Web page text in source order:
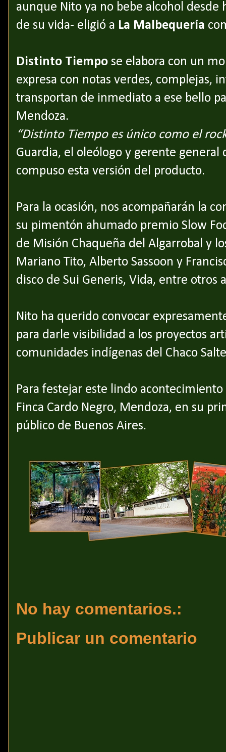
aunque Nito ya no bebe alcohol
de su vida- eligió a La Malbequería
Distinto Tiempo se elabora con un
expresa con notas verdes, complejas,
transportan de inmediato a ese bello
Mendoza.
“Distinto Tiempo es único como el
Guardia, el oleólogo y gerente general
compuso esta versión del producto.
Para la ocasión, nos acompañarán la
su pimentón ahumado premio Slow
de Misión Chaqueña del Algarrobal y
Mariano Tito, Alberto Sassoon y
disco de Sui Generis, Vida, entre otros
Nito ha querido convocar
para darle visibilidad a los proyectos
comunidades indígenas del Chaco
Para festejar este lindo
Finca Cardo Negro, Mendoza, en su
público de Buenos Aires.
No hay comentarios.:
Publicar un comentario